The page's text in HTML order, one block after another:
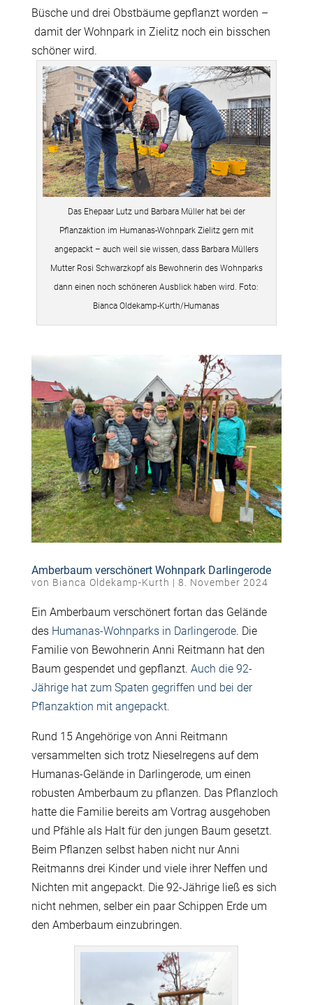
Büsche und drei Obstbäume gepflanzt worden –
damit der Wohnpark in Zielitz noch ein bisschen
schöner wird.
Das Ehepaar Lutz und Barbara Müller hat bei der
Pflanzaktion im Humanas-Wohnpark Zielitz gern mit
angepackt – auch weil sie wissen, dass Barbara Müllers
Mutter Rosi Schwarzkopf als Bewohnerin des Wohnparks
dann einen noch schöneren Ausblick haben wird. Foto:
Bianca Oldekamp-Kurth/Humanas
Amberbaum verschönert Wohnpark Darlingerode
von Bianca Oldekamp-Kurth | 8. November 2024
Ein Amberbaum verschönert fortan das Gelände
des Humanas-Wohnparks in Darlingerode. Die
Familie von Bewohnerin Anni Reitmann hat den
Baum gespendet und gepflanzt. Auch die 92-
Jährige hat zum Spaten gegriffen und bei der
Pflanzaktion mit angepackt.
Rund 15 Angehörige von Anni Reitmann
versammelten sich trotz Nieselregens auf dem
Humanas-Gelände in Darlingerode, um einen
robusten Amberbaum zu pflanzen. Das Pflanzloch
hatte die Familie bereits am Vortrag ausgehoben
und Pfähle als Halt für den jungen Baum gesetzt.
Beim Pflanzen selbst haben nicht nur Anni
Reitmanns drei Kinder und viele ihrer Neffen und
Nichten mit angepackt. Die 92-Jährige ließ es sich
nicht nehmen, selber ein paar Schippen Erde um
den Amberbaum einzubringen.